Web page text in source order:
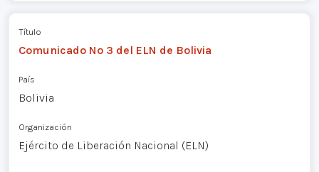
Título
Comunicado Nº 3 del ELN de Bolivia
País
Bolivia
Organización
Ejército de Liberación Nacional (ELN)